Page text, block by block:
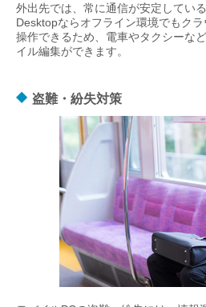
外出先では、常に通信が安定してい
Desktopならオフライン環境でもク
操作できるため、電車やタクシーな
イル編集ができます。
盗難・紛失対策